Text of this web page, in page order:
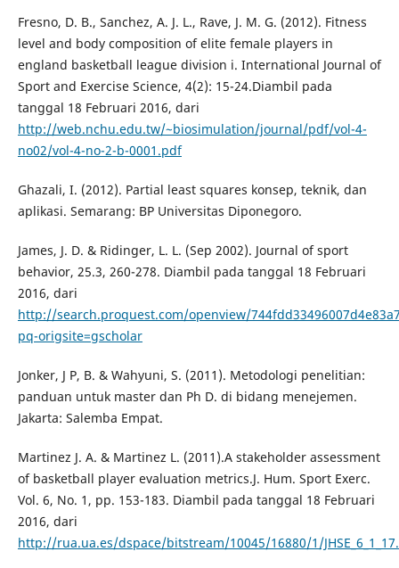
Fresno, D. B., Sanchez, A. J. L., Rave, J. M. G. (2012). Fitness
level and body composition of elite female players in
england basketball league division i. International Journal of
Sport and Exercise Science, 4(2): 15-24.Diambil pada
tanggal 18 Februari 2016, dari
http://web.nchu.edu.tw/~biosimulation/journal/pdf/vol-4-
no02/vol-4-no-2-b-0001.pdf
Ghazali, I. (2012). Partial least squares konsep, teknik, dan
aplikasi. Semarang: BP Universitas Diponegoro.
James, J. D. & Ridinger, L. L. (Sep 2002). Journal of sport
behavior, 25.3, 260-278. Diambil pada tanggal 18 Februari
2016, dari
http://search.proquest.com/openview/
pq-origsite=gscholar
Jonker, J P, B. & Wahyuni, S. (2011). Metodologi penelitian:
panduan untuk master dan Ph D. di bidang menejemen.
Jakarta: Salemba Empat.
Martinez J. A. & Martinez L. (2011).A stakeholder assessment
of basketball player evaluation metrics.J. Hum. Sport Exerc.
Vol. 6, No. 1, pp. 153-183. Diambil pada tanggal 18 Februari
2016, dari
http://rua.ua.es/dspace/bitstream/10045/16880/1/